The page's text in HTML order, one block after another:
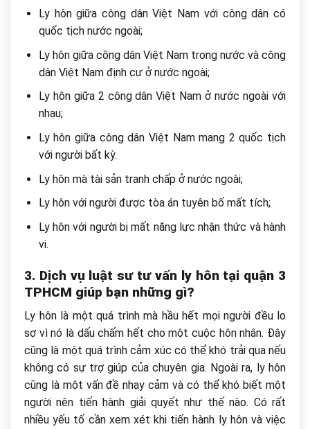
Ly hôn giữa công dân Việt Nam với công dân có
quốc tịch nước ngoài;
Ly hôn giữa công dân Việt Nam trong nước và công
dân Việt Nam định cư ở nước ngoài;
Ly hôn giữa 2 công dân Việt Nam ở nước ngoài với
nhau;
Ly hôn giữa công dân Việt Nam mang 2 quốc tịch
với người bất kỳ.
Ly hôn mà tài sản tranh chấp ở nước ngoài;
Ly hôn với người được tòa án tuyên bố mất tích;
Ly hôn với người bị mất năng lực nhận thức và hành
vi.
3. Dịch vụ luật sư tư vấn ly hôn tại quận 3
TPHCM giúp bạn những gì?
Ly hôn là một quá trình mà hầu hết mọi người đều lo
sợ vì nó là dấu chấm hết cho một cuộc hôn nhân. Đây
cũng là một quá trình cảm xúc có thể khó trải qua nếu
không có sự trợ giúp của chuyên gia. Ngoài ra, ly hôn
cũng là một vấn đề nhạy cảm và có thể khó biết một
người nên tiến hành giải quyết như thế nào. Có rất
nhiều yếu tố cần xem xét khi tiến hành ly hôn và việc